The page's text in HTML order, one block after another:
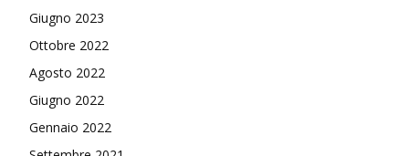
Giugno 2023
Ottobre 2022
Agosto 2022
Giugno 2022
Gennaio 2022